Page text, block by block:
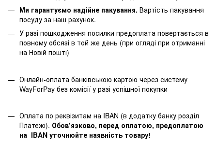
Ми гарантуємо надійне пакування. Вартість пакування
посуду за наш рахунок.
У разі пошкодження посилки предоплата повертається в
повному обсязі в той же день (при огляді при отриманні
на Новій пошті)
Онлайн-оплата банківською картою через систему
WayForPay без комісії у разі успішної покупки
Оплата по реквізитам на IBAN (в додатку банку розділ
Платежі). Обовʼязково, перед оплатою, предоплатою
на IBAN уточнюйте наявність товару!